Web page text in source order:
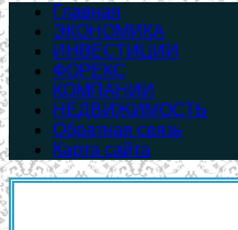
Главная
ЭКОНОМИКА
ИНВЕСТИЦИИ
ФОРЕКС
КОМПАНИИ
НЕДВИЖИМОСТЬ
Обратная связь
Карта сайта